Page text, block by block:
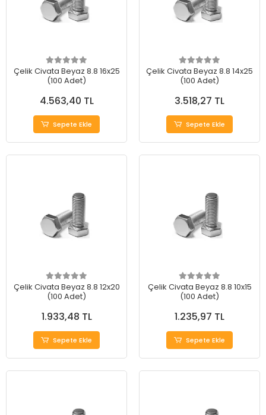
Çelik Civata Beyaz 8.8 16x25
(100 Adet)
4.563,40 TL
Sepete Ekle
Çelik Civata Beyaz 8.8 14x25
(100 Adet)
3.518,27 TL
Sepete Ekle
Çelik Civata Beyaz 8.8 12x20
(100 Adet)
1.933,48 TL
Sepete Ekle
Çelik Civata Beyaz 8.8 10x15
(100 Adet)
1.235,97 TL
Sepete Ekle